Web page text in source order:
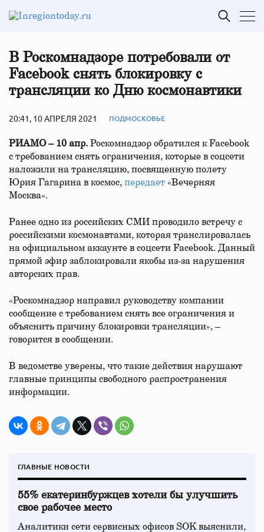
В Роскомнадзоре потребовали от
Facebook снять блокировку с
трансляции ко Дню космонавтики
20:41, 10 АПРЕЛЯ 2021 ПОДМОСКОВЬЕ
РИАМО – 10 апр. Роскомнадзор обратился к Facebook
с требованием снять ограничения, которые в соцсети
наложили на трансляцию, посвященную полету
Юрия Гагарина в космос, передает «Вечерняя
Москва».
Ранее одно из российских СМИ проводило встречу с
российскими космонавтами, которая транслировалась
на официальном аккаунте в соцсети Facebook. Данный
прямой эфир заблокировали якобы из-за нарушения
авторских прав.
«Роскомнадзор направил руководству компании
сообщение с требованием снять все ограничения и
объяснить причину блокировки трансляции», –
говорится в сообщении.
В ведомстве уверены, что такие действия нарушают
главные принципы свободного распространения
информации.
ГЛАВНЫЕ НОВОСТИ
55% екатеринбуржцев хотели бы улучшить
свое рабочее место
Аналитики сети сервисных офисов SOK выяснили,